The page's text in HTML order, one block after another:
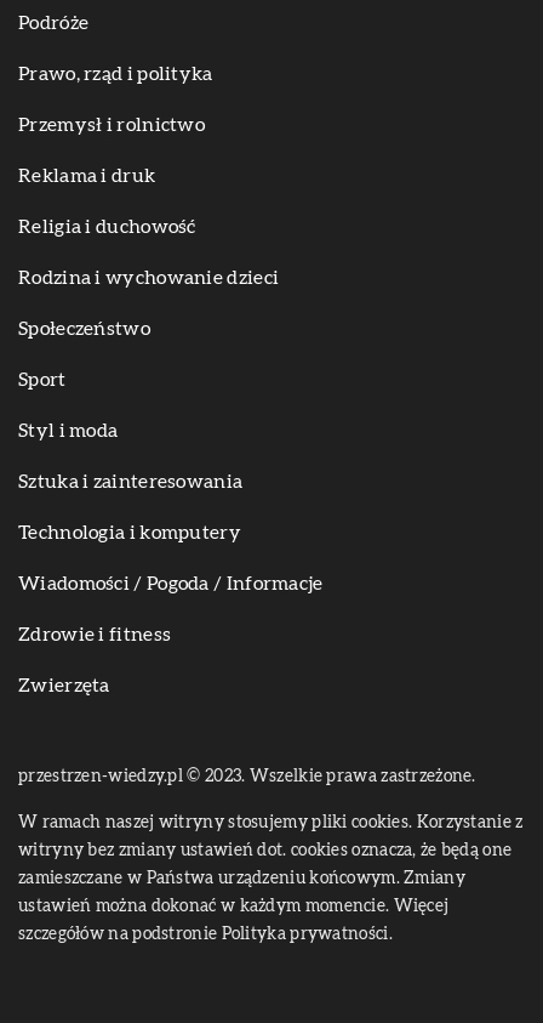
Podróże
Prawo, rząd i polityka
Przemysł i rolnictwo
Reklama i druk
Religia i duchowość
Rodzina i wychowanie dzieci
Społeczeństwo
Sport
Styl i moda
Sztuka i zainteresowania
Technologia i komputery
Wiadomości / Pogoda / Informacje
Zdrowie i fitness
Zwierzęta
przestrzen-wiedzy.pl © 2023. Wszelkie prawa zastrzeżone.
W ramach naszej witryny stosujemy pliki cookies. Korzystanie z
witryny bez zmiany ustawień dot. cookies oznacza, że będą one
zamieszczane w Państwa urządzeniu końcowym. Zmiany
ustawień można dokonać w każdym momencie. Więcej
szczegółów na podstronie Polityka prywatności.